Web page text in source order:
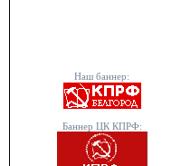
Наш баннер:
Баннер ЦК КПРФ: